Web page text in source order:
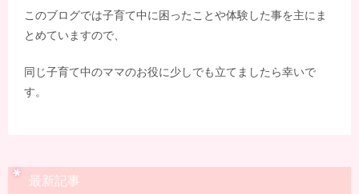
このブログでは子育て中に困ったことや体験した事を主にま
とめていますので、
同じ子育て中のママのお役に少しでも立てましたら幸いで
す。
最新記事